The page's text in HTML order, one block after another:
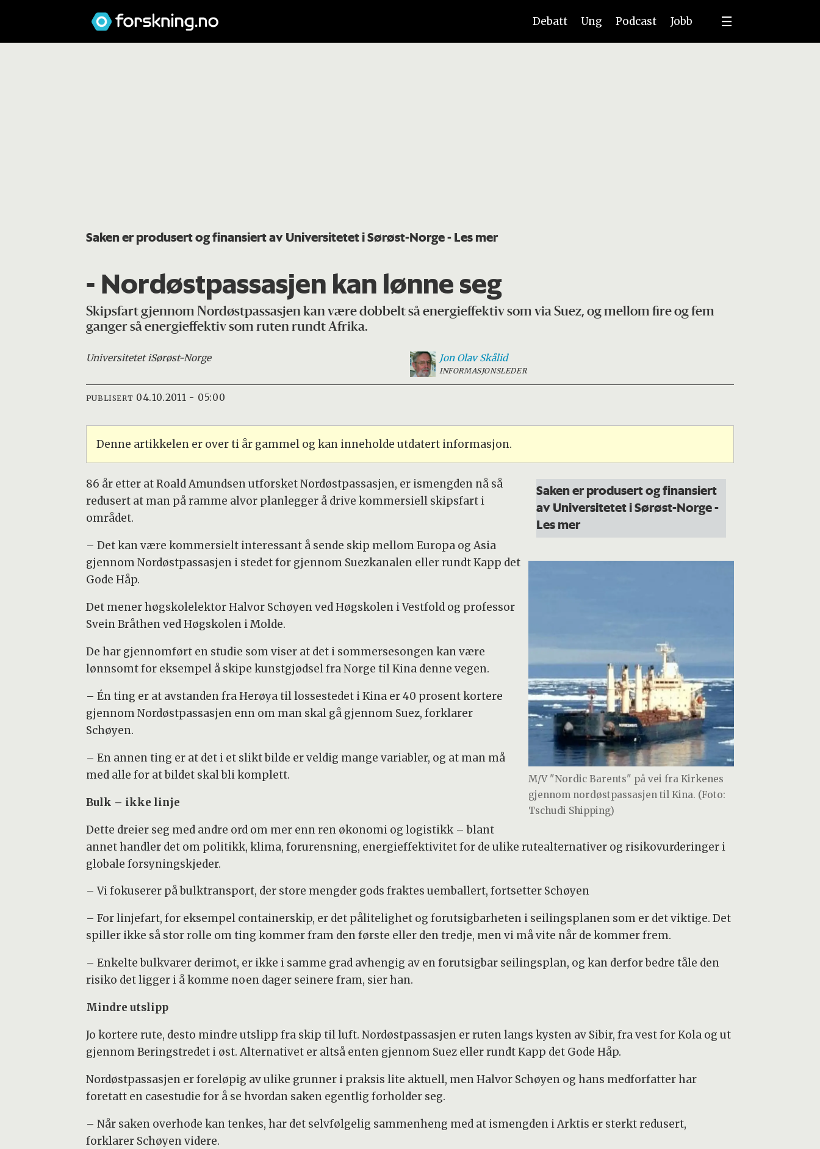
Debatt Ung Podcast Jobb
Saken er produsert og finansiert av Universitetet i Sørøst-Norge- Les mer
- Nordøstpassasjen kan lønne seg
Skipsfart gjennom Nordøstpassasjen kan være dobbelt så energieffektiv som via Suez, og mellom fire og fem
ganger så energieffektiv som ruten rundt Afrika.
Universitetet iSørøst-Norge Jon Olav Skålid
INFORMASJONSLEDER
PUBLISERT 04.10.2011 - 05:00
Denne artikkelen er over ti år gammel og kan inneholde utdatert informasjon.
Saken er produsert og finansiert
av Universitetet i Sørøst-Norge-
Les mer
M/V "Nordic Barents" på vei fra Kirkenes
gjennom nordøstpassasjen til Kina. (Foto:
Tschudi Shipping)
86 år etter at Roald Amundsen utforsket Nordøstpassasjen, er ismengden nå så
redusert at man på ramme alvor planlegger å drive kommersiell skipsfart i
området.
– Det kan være kommersielt interessant å sende skip mellom Europa og Asia
gjennom Nordøstpassasjen i stedet for gjennom Suezkanalen eller rundt Kapp det
Gode Håp.
Det mener høgskolelektor Halvor Schøyen ved Høgskolen i Vestfold og professor
Svein Bråthen ved Høgskolen i Molde.
De har gjennomført en studie som viser at det i sommersesongen kan være
lønnsomt for eksempel å skipe kunstgjødsel fra Norge til Kina denne vegen.
– Én ting er at avstanden fra Herøya til lossestedet i Kina er 40 prosent kortere
gjennom Nordøstpassasjen enn om man skal gå gjennom Suez, forklarer
Schøyen.
– En annen ting er at det i et slikt bilde er veldig mange variabler, og at man må
med alle for at bildet skal bli komplett.
Bulk – ikke linje
Dette dreier seg med andre ord om mer enn ren økonomi og logistikk – blant
annet handler det om politikk, klima, forurensning, energieffektivitet for de ulike rutealternativer og risikovurderinger i
globale forsyningskjeder.
– Vi fokuserer på bulktransport, der store mengder gods fraktes uemballert, fortsetter Schøyen
– For linjefart, for eksempel containerskip, er det pålitelighet og forutsigbarheten i seilingsplanen som er det viktige. Det
spiller ikke så stor rolle om ting kommer fram den første eller den tredje, men vi må vite når de kommer frem.
– Enkelte bulkvarer derimot, er ikke i samme grad avhengig av en forutsigbar seilingsplan, og kan derfor bedre tåle den
risiko det ligger i å komme noen dager seinere fram, sier han.
Mindre utslipp
Jo kortere rute, desto mindre utslipp fra skip til luft. Nordøstpassasjen er ruten langs kysten av Sibir, fra vest for Kola og ut
gjennom Beringstredet i øst. Alternativet er altså enten gjennom Suez eller rundt Kapp det Gode Håp.
Nordøstpassasjen er foreløpig av ulike grunner i praksis lite aktuell, men Halvor Schøyen og hans medforfatter har
foretatt en casestudie for å se hvordan saken egentlig forholder seg.
– Når saken overhode kan tenkes, har det selvfølgelig sammenheng med at ismengden i Arktis er sterkt redusert,
forklarer Schøyen videre.